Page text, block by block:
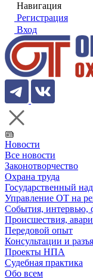
Навигация
Регистрация
Вход
Новости
Все новости
Законотворчество
Охрана труда
Государственный
Управление ОТ на
События, интервью,
Происшествия,
Передовой опыт
Консультации и
Проекты НПА
Судебная практика
Обо всем